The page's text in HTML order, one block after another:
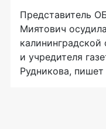
Представитель
Миятович
и учредителя
Рудникова,